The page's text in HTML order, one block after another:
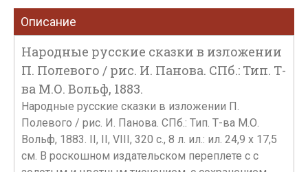
Описание
Народные русские сказки в изложении
П. Полевого / рис. И. Панова. СПб.: Тип. Т-
ва М.О. Вольф, 1883.
Народные русские сказки в изложении П.
Полевого / рис. И. Панова. СПб.: Тип. Т-ва М.О.
Вольф, 1883. II, II, VIII, 320 с., 8 л. ил.: ил. 24,9 х 17,5
см. В роскошном издательском переплете с с